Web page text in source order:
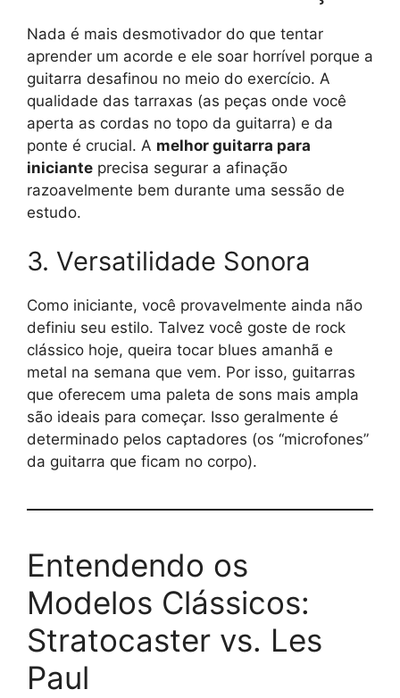
Nada é mais desmotivador do que tentar
aprender um acorde e ele soar horrível porque a
guitarra desafinou no meio do exercício. A
qualidade das tarraxas (as peças onde você
aperta as cordas no topo da guitarra) e da
ponte é crucial. A melhor guitarra para
iniciante precisa segurar a afinação
razoavelmente bem durante uma sessão de
estudo.
3. Versatilidade Sonora
Como iniciante, você provavelmente ainda não
definiu seu estilo. Talvez você goste de rock
clássico hoje, queira tocar blues amanhã e
metal na semana que vem. Por isso, guitarras
que oferecem uma paleta de sons mais ampla
são ideais para começar. Isso geralmente é
determinado pelos captadores (os “microfones”
da guitarra que ficam no corpo).
Entendendo os
Modelos Clássicos:
Stratocaster vs. Les
Paul